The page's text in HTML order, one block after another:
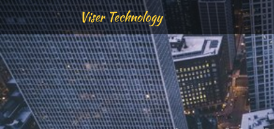
Viser Technology